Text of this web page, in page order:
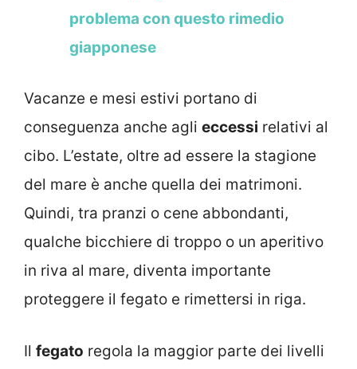
problema con questo rimedio
giapponese
Vacanze e mesi estivi portano di
conseguenza anche agli eccessi relativi al
cibo. L’estate, oltre ad essere la stagione
del mare è anche quella dei matrimoni.
Quindi, tra pranzi o cene abbondanti,
qualche bicchiere di troppo o un aperitivo
in riva al mare, diventa importante
proteggere il fegato e rimettersi in riga.
Il fegato regola la maggior parte dei livelli